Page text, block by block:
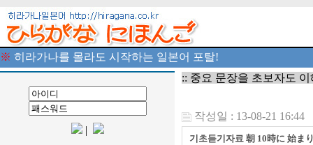
※ 히라가나를 몰라도 시작하는 일본어 포탈!
|
:: 중요 문장을 초보자도
작성일 : 13-08-21 16:44
기초듣기자료 朝 10時に 始ま